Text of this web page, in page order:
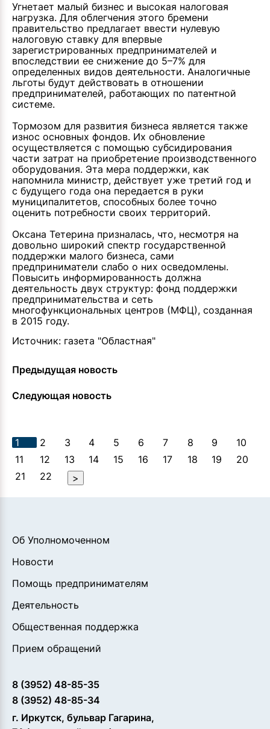
Угнетает малый бизнес и высокая налоговая
нагрузка. Для облегчения этого бремени
правительство предлагает ввести нулевую
налоговую ставку для впервые
зарегистрированных предпринимателей и
впоследствии ее снижение до 5–7% для
определенных видов деятельности. Аналогичные
льготы будут действовать в отношении
предпринимателей, работающих по патентной
системе.
Тормозом для развития бизнеса является также
износ основных фондов. Их обновление
осуществляется с помощью субсидирования
части затрат на приобретение производственного
оборудования. Эта мера поддержки, как
напомнила министр, действует уже третий год и
с будущего года она передается в руки
муниципалитетов, способных более точно
оценить потребности своих территорий.
Оксана Тетерина призналась, что, несмотря на
довольно широкий спектр государственной
поддержки малого бизнеса, сами
предприниматели слабо о них осведомлены.
Повысить информированность должна
деятельность двух структур: фонд поддержки
предпринимательства и сеть
многофункциональных центров (МФЦ), созданная
в 2015 году.
Источник: газета "Областная"
Предыдущая новость
Следующая новость
1 2 3 4 5 6 7 8 9
10
11
12 13 14 15 16 17 18 19
20
21
22 >
Об Уполномоченном
Новости
Помощь предпринимателям
Деятельность
Общественная поддержка
Прием обращений
8 (3952) 48-85-35
8 (3952) 48-85-34
г. Иркутск, бульвар Гагарина,